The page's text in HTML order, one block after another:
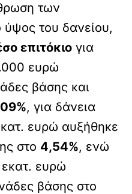
των
ύψος του δανείου,
επιτόκιο για
ευρώ
βάσης και
, για δάνεια
ευρώ αυξήθηκε
στο 4,54%, ενώ
ευρώ
βάσης στο